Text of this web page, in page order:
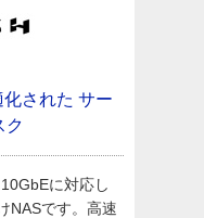
された サー
ク
に対応し
NASです。高速